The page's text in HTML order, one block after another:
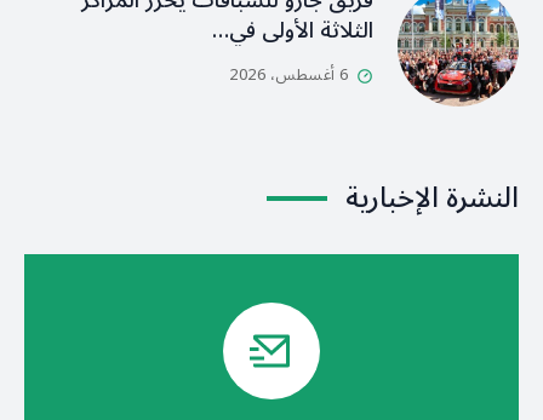
الثلاثة الأولى في…
6 أغسطس، 2026
النشرة الإخبارية